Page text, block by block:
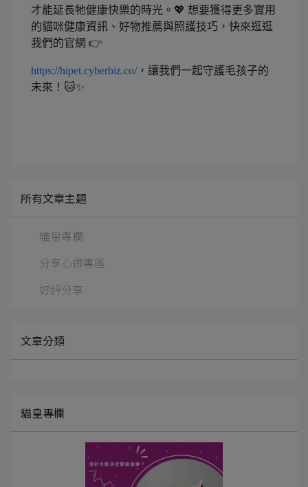
才能延長牠健康快樂的時光。💖 想要獲得更多實用
的貓咪健康資訊、好物推薦與照護技巧，快來逛逛
我們的官網 👉
https://hipet.cyberbiz.co/，讓我們一起守護毛孩子的
未來！🐱✨
所有文章主題
貓皇專欄
分享心得專區
好評分享
文章分類
貓皇專欄